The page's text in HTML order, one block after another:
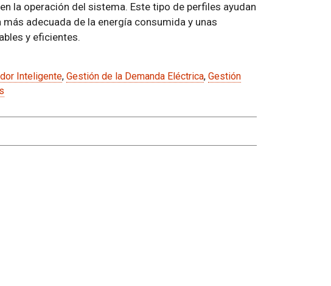
la operación del sistema. Este tipo de perfiles ayudan
adecuada de la energía consumida y unas
y eficientes.
Inteligente, Gestión de la Demanda Eléctrica, Gestión